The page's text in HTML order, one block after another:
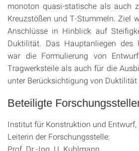
monoton quasi-statische als auch
Kreuzstößen und T-Stummeln. Ziel
Anschlüsse in Hinblick auf
Duktilität. Das Hauptanliegen des
war die Formulierung von
Tragwerksteile als auch für die
unter Berücksichtigung von Duktilität
Beteiligte
Institut für Konstruktion und
Leiterin der Forschungsstelle:
Prof. Dr.-Ing. U. Kuhlmann